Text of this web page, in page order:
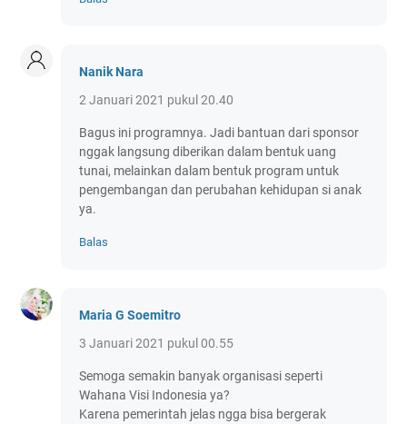
Nanik Nara
2 Januari 2021 pukul 20.40
Bagus ini programnya. Jadi bantuan dari sponsor
nggak langsung diberikan dalam bentuk uang
tunai, melainkan dalam bentuk program untuk
pengembangan dan perubahan kehidupan si anak
ya.
Balas
Maria G Soemitro
3 Januari 2021 pukul 00.55
Semoga semakin banyak organisasi seperti
Wahana Visi Indonesia ya?
Karena pemerintah jelas ngga bisa bergerak